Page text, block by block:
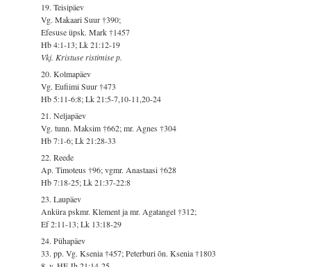
19. Teisipäev
Vg. Makaari Suur †390;
Efesuse üpsk. Mark †1457
Hb 4:1-13; Lk 21:12-19
Vkj. Kristuse ristimise p.
20. Kolmapäev
Vg. Eufiimi Suur †473
Hb 5:11-6:8; Lk 21:5-7,10-11,20-24
21. Neljapäev
Vg. tunn. Maksim †662; mr. Agnes †304
Hb 7:1-6; Lk 21:28-33
22. Reede
Ap. Timoteus †96; vgmr. Anastaasi †628
Hb 7:18-25; Lk 21:37-22:8
23. Laupäev
Anküra pskmr. Klement ja mr. Agatangel †312;
Ef 2:11-13; Lk 13:18-29
24. Pühapäev
33. pp. Vg. Ksenia †457; Peterburi õn. Ksenia †1803